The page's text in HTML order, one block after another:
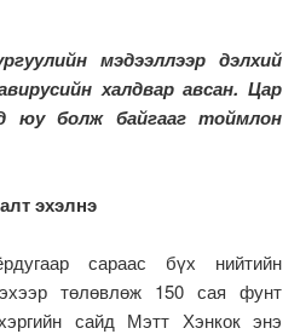
мэдээллээр дэлхий
халдвар авсан. Цар
юу болж байгааг тоймлон
эхэлнэ
сараас бүх нийтийн
төлөвлөж 150 сая фунт
сайд Мэтт Хэнкок энэ